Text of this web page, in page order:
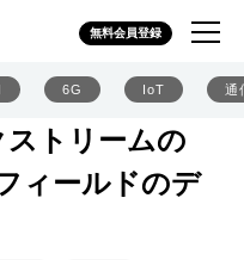
無料会員登録
6G IoT 通
ストリームの
ィールドのデ